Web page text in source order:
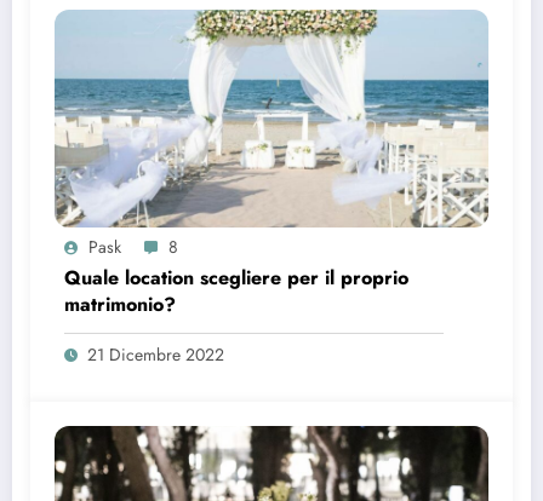
Pask 8
Quale location scegliere per il proprio
matrimonio?
21 Dicembre 2022